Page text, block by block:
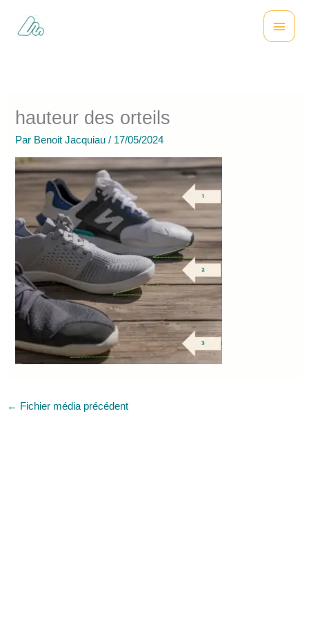
contenu
Menu
hauteur des orteils
Par Benoit Jacquiau/ 17/05/2024
← Fichier média précédent